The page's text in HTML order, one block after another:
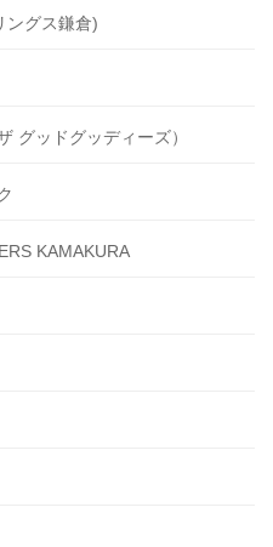
ングス鎌倉)
グッドグッディーズ）
KAMAKURA